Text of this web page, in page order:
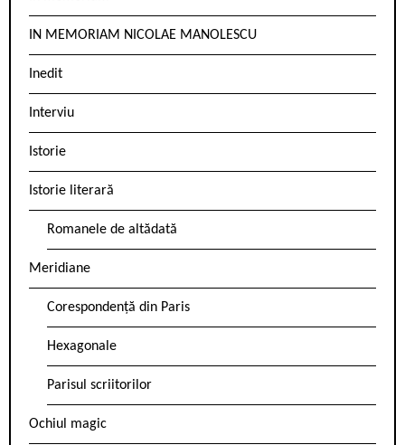
IN MEMORIAM NICOLAE MANOLESCU
Inedit
Interviu
Istorie
Istorie literară
Romanele de altădată
Meridiane
Corespondență din Paris
Hexagonale
Parisul scriitorilor
Ochiul magic